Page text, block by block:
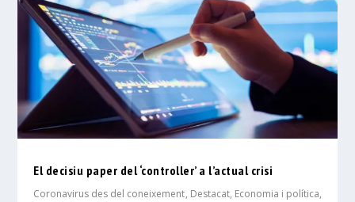
El decisiu paper del ‘controller’ a l’actual crisi
Coronavirus des del coneixement, Destacat, Economia i política,